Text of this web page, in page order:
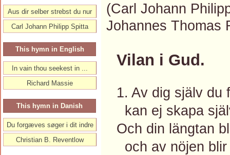
(Carl Johann
Johannes Thomas
Vilan i Gud.
1. Av dig själv du
kan ej skapa
Och din längtan
och av nöjen
Aus dir selber strebst du nur
Carl Johann Philipp Spitta
This hymn in English
In vain thou seekest in ...
Richard Massie
This hymn in Danish
Du forgæves søger i dit indre
Christian B. Reventlow